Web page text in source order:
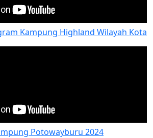
Kampung Highland Wilayah Kota
Potowayburu 2024